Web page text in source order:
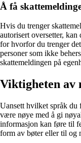
Å få
Hvis du trenger
autorisert oversetter,
for hvorfor du trenger
personer som ikke
skattemeldingen på
Viktigheten av
Uansett hvilket språk du
være nøye med å gi
informasjon kan føre til
form av bøter eller til og